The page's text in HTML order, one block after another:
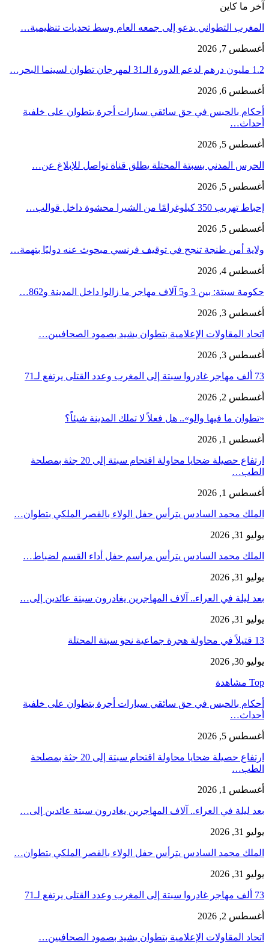
آخر ما كاين
المغرب التطواني يدعو إلى جمعه العام وسط تحديات تنظيمية…
أغسطس 7, 2026
1.2 مليون درهم لدعم الدورة الـ31 لمهرجان تطوان لسينما البحر…
أغسطس 6, 2026
أحكام بالحبس في حق سائقي سيارات أجرة بتطوان على خلفية
أحداث…
أغسطس 5, 2026
الحرس المدني بسبتة المحتلة يطلق قناة تواصل للإبلاغ عن…
أغسطس 5, 2026
إحباط تهريب 350 كيلوغرامًا من الشيرا محشوة داخل قوالب…
أغسطس 5, 2026
ولاية أمن طنجة تنجح في توقيف فرنسي مبحوث عنه دوليًا بتهمة…
أغسطس 4, 2026
حكومة سبتة: بين 3 و5 آلاف مهاجر ما زالوا داخل المدينة و862…
أغسطس 3, 2026
اتحاد المقاولات الإعلامية بتطوان يشيد بصمود الصحافيين…
أغسطس 3, 2026
73 ألف مهاجر غادروا سبتة إلى المغرب وعدد القتلى يرتفع لـ71
أغسطس 2, 2026
«تطوان ما فيها والو».. هل فعلاً لا تملك المدينة شيئاً؟
أغسطس 1, 2026
ارتفاع حصيلة ضحايا محاولة اقتحام سبتة إلى 20 جثة بمصلحة
الطب…
أغسطس 1, 2026
الملك محمد السادس يترأس حفل الولاء بالقصر الملكي بتطوان…
يوليو 31, 2026
الملك محمد السادس يترأس مراسم حفل أداء القسم لضباط…
يوليو 31, 2026
بعد ليلة في العراء.. آلاف المهاجرين يغادرون سبتة عائدين إلى…
يوليو 31, 2026
13 قتيلاً في محاولة هجرة جماعية نحو سبتة المحتلة
يوليو 30, 2026
Top مشاهدة
أحكام بالحبس في حق سائقي سيارات أجرة بتطوان على خلفية
أحداث…
أغسطس 5, 2026
ارتفاع حصيلة ضحايا محاولة اقتحام سبتة إلى 20 جثة بمصلحة
الطب…
أغسطس 1, 2026
بعد ليلة في العراء.. آلاف المهاجرين يغادرون سبتة عائدين إلى…
يوليو 31, 2026
الملك محمد السادس يترأس حفل الولاء بالقصر الملكي بتطوان…
يوليو 31, 2026
73 ألف مهاجر غادروا سبتة إلى المغرب وعدد القتلى يرتفع لـ71
أغسطس 2, 2026
اتحاد المقاولات الإعلامية بتطوان يشيد بصمود الصحافيين…